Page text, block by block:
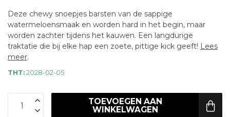
Deze chewy snoepjes barsten van de sappige
watermeloensmaak en worden hard in het begin, maar
worden zachter tijdens het kauwen. Een langdurige
traktatie die bij elke hap een zoete, pittige kick geeft! Lees
meer.
THT: 2028-02-05
TOEVOEGEN AAN
WINKELWAGEN